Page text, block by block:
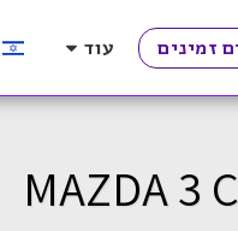
זמינים עוד
MAZDA 3